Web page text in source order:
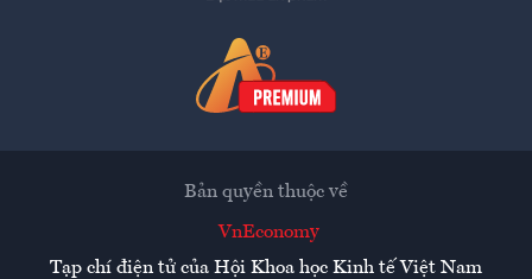
Bản quyền thuộc về
VnEconomy
Tạp chí điện tử của Hội Khoa học Kinh tế Việt Nam